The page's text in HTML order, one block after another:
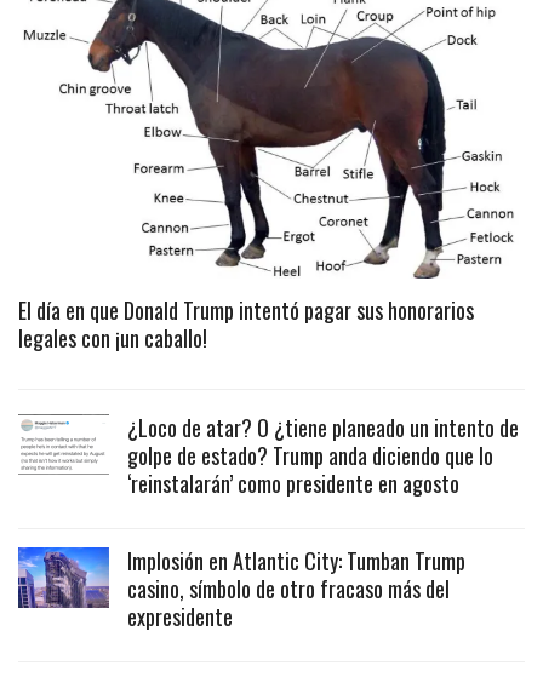
El día en que Donald Trump intentó pagar sus honorarios
legales con ¡un caballo!
¿Loco de atar? O ¿tiene planeado un intento de
golpe de estado? Trump anda diciendo que lo
‘reinstalarán’ como presidente en agosto
Implosión en Atlantic City: Tumban Trump
casino, símbolo de otro fracaso más del
expresidente